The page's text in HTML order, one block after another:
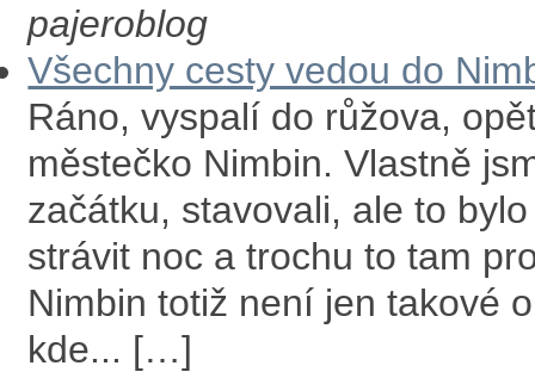
pajeroblog
Všechny cesty vedou do
Ráno, vyspalí do růžova,
městečko Nimbin. Vlastně
začátku, stavovali, ale to
strávit noc a trochu to tam
Nimbin totiž není jen takové
kde... […]